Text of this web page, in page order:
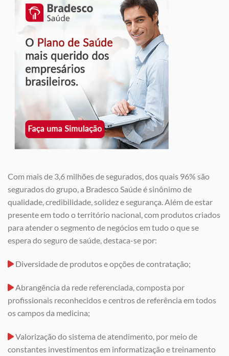
Com mais de 3,6 milhões de segurados, dos quais 96% são
segurados do grupo, a Bradesco Saúde é sinônimo de
qualidade, credibilidade, solidez e segurança. Além de estar
presente em todo o território nacional, com produtos criados
para atender o segmento de negócios em tudo o que se
espera do seguro de saúde, destaca-se por:
Diversidade de produtos e opções de contratação;
Abrangência da rede referenciada, composta por
profissionais reconhecidos e centros de referência em todos
os campos da medicina;
Valorização do sistema de atendimento, por meio de
constantes investimentos em informatização e treinamento